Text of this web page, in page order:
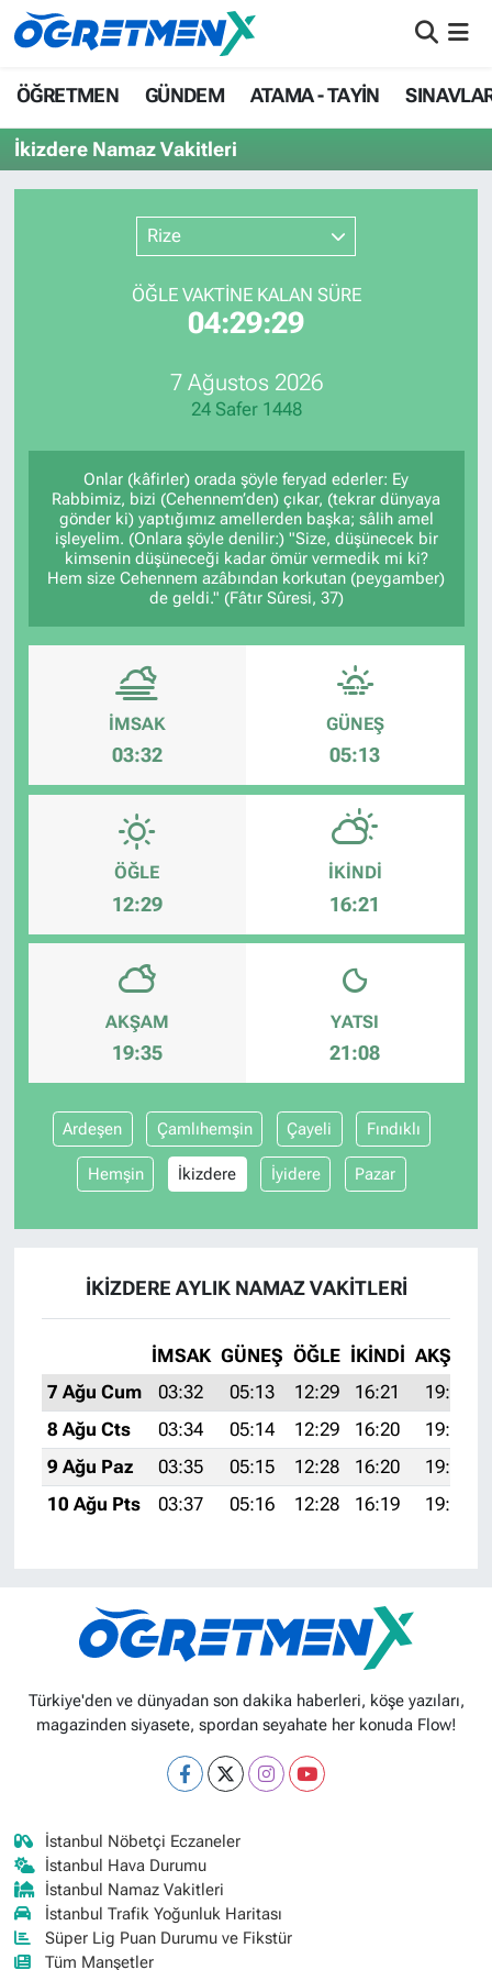
ÖĞRETMEN GÜNDEM ATAMA - TAYİN
İkizdere Namaz Vakitleri
Rize
ÖĞLE VAKTİNE KALAN SÜRE
04:29:29
7 Ağustos 2026
24 Safer 1448
Onlar (kâfirler) orada şöyle feryad ederler: Ey
Rabbimiz, bizi (Cehennem’den) çıkar, (tekrar dünyaya
gönder ki) yaptığımız amellerden başka; sâlih amel
işleyelim. (Onlara şöyle denilir:) "Size, düşünecek bir
kimsenin düşüneceği kadar ömür vermedik mi ki?
Hem size Cehennem azâbından korkutan (peygamber)
de geldi." (Fâtır Sûresi, 37)
İMSAK
03:32
GÜNEŞ
05:13
ÖĞLE
12:29
İKINDI
16:21
AKŞAM
19:35
YATSI
21:08
Ardeşen Çamlıhemşin Çayeli Fındıklı
Hemşin İkizdere İyidere Pazar
İKIZDERE AYLIK NAMAZ VAKITLERI
İMSAK GÜNEŞ ÖĞLE İKINDI AKŞAM
7 Ağu Cum
03:32 05:13 12:29 16:21
19:35
8 Ağu Cts
03:34 05:14 12:29 16:20
19:33
9 Ağu Paz
03:35 05:15 12:28 16:20
19:32
10 Ağu Pts
03:37 05:16 12:28 16:19 19:31
Türkiye'den ve dünyadan son dakika haberleri, köşe yazıları,
magazinden siyasete, spordan seyahate her konuda Flow!
İstanbul Nöbetçi Eczaneler
İstanbul Hava Durumu
İstanbul Namaz Vakitleri
İstanbul Trafik Yoğunluk Haritası
Süper Lig Puan Durumu ve Fikstür
Tüm Manşetler
ÖĞRETMEN
GÜNDEM
ATAMA - TAYİN
SINAVLAR
HAYATIN İÇİNDEN
İstanbul Nöbetçi Eczaneler
İstanbul Hava Durumu
İstanbul Namaz Vakitleri
İstanbul Trafik Yoğunluk Haritası
Süper Lig Puan Durumu ve Fikstür
Son Dakika Haberleri
Haber Arşivi